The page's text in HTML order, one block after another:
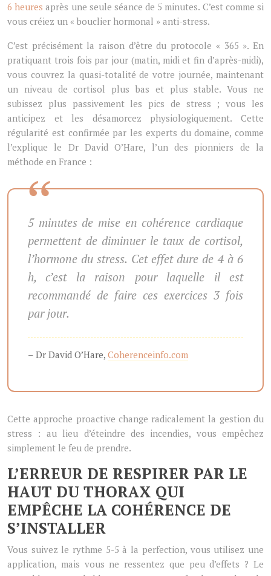
6 heures après une seule séance de 5 minutes. C’est comme si
vous créiez un « bouclier hormonal » anti-stress.
C’est précisément la raison d’être du protocole « 365 ». En
pratiquant trois fois par jour (matin, midi et fin d’après-midi),
vous couvrez la quasi-totalité de votre journée, maintenant
un niveau de cortisol plus bas et plus stable. Vous ne
subissez plus passivement les pics de stress ; vous les
anticipez et les désamorcez physiologiquement. Cette
régularité est confirmée par les experts du domaine, comme
l’explique le Dr David O’Hare, l’un des pionniers de la
méthode en France :
5 minutes de mise en cohérence cardiaque
permettent de diminuer le taux de cortisol,
l’hormone du stress. Cet effet dure de 4 à 6
h, c’est la raison pour laquelle il est
recommandé de faire ces exercices 3 fois
par jour.
– Dr David O’Hare, Coherenceinfo.com
Cette approche proactive change radicalement la gestion du
stress : au lieu d’éteindre des incendies, vous empêchez
simplement le feu de prendre.
L’ERREUR DE RESPIRER PAR LE
HAUT DU THORAX QUI
EMPÊCHE LA COHÉRENCE DE
S’INSTALLER
Vous suivez le rythme 5-5 à la perfection, vous utilisez une
application, mais vous ne ressentez que peu d’effets ? Le